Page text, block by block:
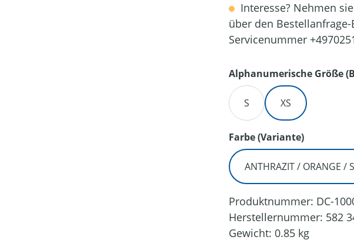
Interesse? Nehmen
über den
Servicenummer
Alphanumerische Größe
S XS
Farbe (Variante)auswählen
ANTHRAZIT / ORANGE /
Produktnummer: DC-
Herstellernummer: 582
Gewicht: 0.85 kg